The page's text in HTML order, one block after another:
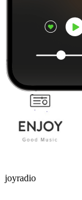
joyradio